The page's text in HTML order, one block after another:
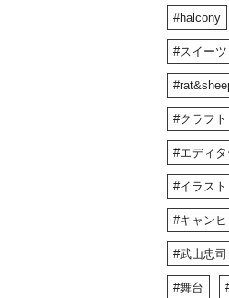
halcony
スイーツ
クラフト
エディタ
イラスト
キャン
武山忠司
舞台